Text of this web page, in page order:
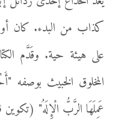
كذاب من البدء. كان
على هيئة حية. وقَدَّم
المخلوق الخبيث بوصفه
عَمِلَهَا الرَّبُّ الْإِلَهُ" (تكوين 3: 1).